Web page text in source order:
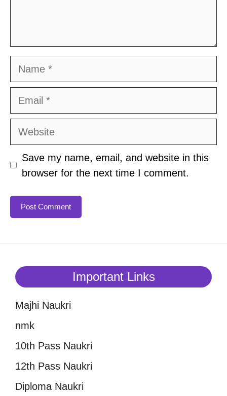
Name
Email
Website
Save my name, email, and website in this
browser for the next time I comment.
Important Links
Majhi Naukri
nmk
10th Pass Naukri
12th Pass Naukri
Diploma Naukri